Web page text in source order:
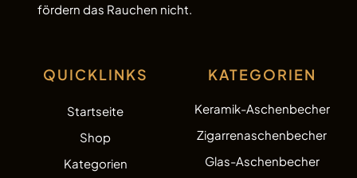
QUICKLINKS
Startseite
Shop
Kategorien
KATEGORIEN
Keramik-Aschenbecher
Zigarrenaschenbecher
Glas-Aschenbecher
fördern das Rauchen nicht.